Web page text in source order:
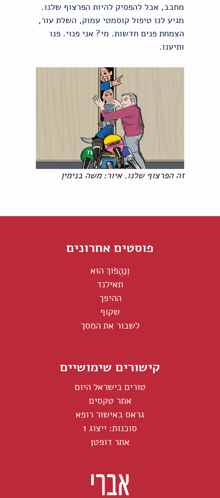
מחבב, אבל להפסיק להיות הפרצוף שלנו.
מגיע לנו טיפול קוסמטי עמוק, השלת עור,
הצמחת פנים חדשות. מי? אני פנוי. פנו
ותיענו.
זה הפרצוף שלנו. איור: משה בנימין
פוסטים אחרונים
וְנַהֲפֹוךְ הוּא
תאילנד
ההיפך
שקוף
לשבור את המסך
קישורים שימושיים
טורים בישראל היום
אתר טקסים
גראס באישור רופא
סוכנות: ייצוג 1
אתר דופטן